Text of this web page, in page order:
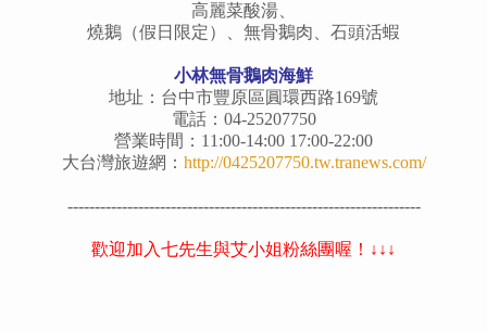
高麗菜酸湯、
燒鵝（假日限定）、無骨鵝肉、石頭活蝦
小林無骨鵝肉海鮮
地址：台中市豐原區圓環西路169號
電話：04-25207750
營業時間：11:00-14:00 17:00-22:00
大台灣旅遊網： http://0425207750.tw.tranews.com/
-----------------------------------------------------------------
歡迎加入七先生與艾小姐粉絲團喔！↓↓↓